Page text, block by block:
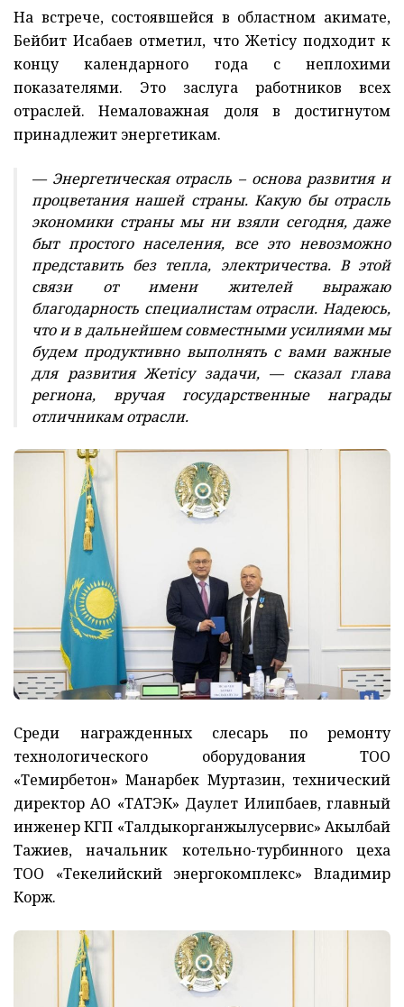
На встрече, состоявшейся в областном акимате,
Бейбит Исабаев отметил, что Жетісу подходит к
концу календарного года с неплохими
показателями. Это заслуга работников всех
отраслей. Немаловажная доля в достигнутом
принадлежит энергетикам.
— Энергетическая отрасль – основа развития и
процветания нашей страны. Какую бы отрасль
экономики страны мы ни взяли сегодня, даже
быт простого населения, все это невозможно
представить без тепла, электричества. В этой
связи от имени жителей выражаю
благодарность специалистам отрасли. Надеюсь,
что и в дальнейшем совместными усилиями мы
будем продуктивно выполнять с вами важные
для развития Жетісу задачи, — сказал глава
региона, вручая государственные награды
отличникам отрасли.
Среди награжденных слесарь по ремонту
технологического оборудования ТОО
«Темирбетон» Манарбек Муртазин, технический
директор АО «ТАТЭК» Даулет Илипбаев, главный
инженер КГП «Талдыкорганжылусервис» Акылбай
Тажиев, начальник котельно-турбинного цеха
ТОО «Текелийский энергокомплекс» Владимир
Корж.